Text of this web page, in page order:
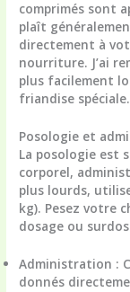
comprimés sont
plaît
directement à
nourriture. J’ai
plus facilement
friandise spéciale.
Posologie et
La posologie est
corporel,
plus lourds,
kg). Pesez votre
dosage ou
Administration :
donnés